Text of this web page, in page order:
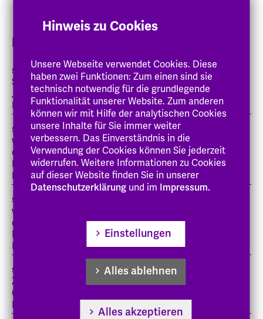
Projekte
seit 2024: Forschungskooperation mit dem
Sozialwissenschaftlichen Institut der EKD im Projekt
„Neukonzeption Bischöfliches Amt einer EKD-
Mitgliedskirche“
seit 2024: Zweiter Forschungszyklus der
wissenschaftlichen Begleitung und Aktionsforschung
der Erprobungsräume im Kontext der Evangelischen
Kirche im Rheinland (EKiR) (gemeinsam mit der
Evangelischen Hochschule Rheinland-Westfalen-Lippe)
seit 2021: Erster Forschungszyklus der
wissenschaftlichen Begleitung und Aktionsforschung
der Erprobungsräume im Kontext der Evangelischen
Kirche im Rheinland (EKiR) (gemeinsam mit der
Evangelischen Hochschule Rheinland-Westfalen-Lippe)
seit 2020: wissenschaftliche Begleitung in einem
Zukunftsprozess für das Präsidium und das
Generalsekretariat des Deutschen Evangelischen
Kirchentags (DEKT)
Hinweis zu Cookies
Unsere Webseite verwendet Cookies. Diese
haben zwei Funktionen: Zum einen sind sie
technisch notwendig für die grundlegende
Funktionalität unserer Website. Zum anderen
können wir mit Hilfe der analytischen Cookies
unsere Inhalte für Sie immer weiter
verbessern. Das Einverständnis in die
Verwendung der Cookies können Sie jederzeit
widerrufen. Weitere Informationen zu Cookies
auf dieser Website finden Sie in unserer
Datenschutzerklärung und im Impressum.
Einstellungen
Alles ablehnen
Alles akzeptieren